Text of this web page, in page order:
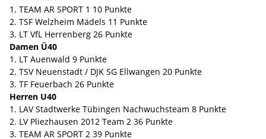
1. TEAM AR SPORT 1 10 Punkte
2. TSF Welzheim Mädels 11 Punkte
3. LT VfL Herrenberg 26 Punkte
Damen Ü40
1. LT Auenwald 9 Punkte
2. TSV Neuenstadt / DJK SG Ellwangen 20 Punkte
3. TF Feuerbach 26 Punkte
Herren U40
1. LAV Stadtwerke Tübingen Nachwuchsteam 8 Punkte
2. LV Pliezhausen 2012 Team 2 36 Punkte
3. TEAM AR SPORT 2 39 Punkte